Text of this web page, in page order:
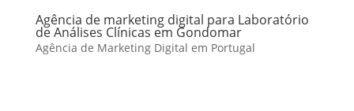
Agência de marketing digital para Laboratório
de Análises Clínicas em Gondomar
Agência de Marketing Digital em Portugal